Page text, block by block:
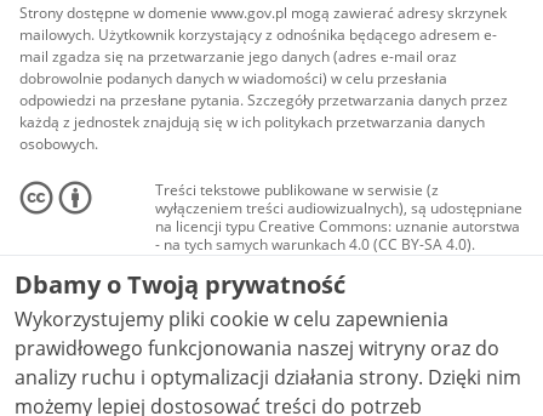
Strony dostępne w domenie www.gov.pl mogą zawierać adresy skrzynek
mailowych. Użytkownik korzystający z odnośnika będącego adresem e-
mail zgadza się na przetwarzanie jego danych (adres e-mail oraz
dobrowolnie podanych danych w wiadomości) w celu przesłania
odpowiedzi na przesłane pytania. Szczegóły przetwarzania danych przez
każdą z jednostek znajdują się w ich politykach przetwarzania danych
osobowych.
Treści tekstowe publikowane w serwisie (z
wyłączeniem treści audiowizualnych), są udostępniane
na licencji typu Creative Commons: uznanie autorstwa
- na tych samych warunkach 4.0 (CC BY-SA 4.0).
Materiały audiowizualne, w tym zdjęcia, materiały
audio i wideo, są udostępniane na licencji typu
Creative Commons: uznanie autorstwa użycie
niekomercyjne - bez utworów zależnych 4.0 (CC BY-
NC-ND 4.0), o ile nie jest to stwierdzone inaczej.
Dbamy o Twoją prywatność
Wykorzystujemy pliki cookie w celu zapewnienia
prawidłowego funkcjonowania naszej witryny oraz do
analizy ruchu i optymalizacji działania strony. Dzięki nim
możemy lepiej dostosować treści do potrzeb